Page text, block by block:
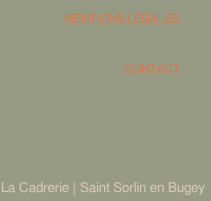
MENTIONS LÉGALES
CONTACT
Cadrerie | Saint Sorlin en Bugey